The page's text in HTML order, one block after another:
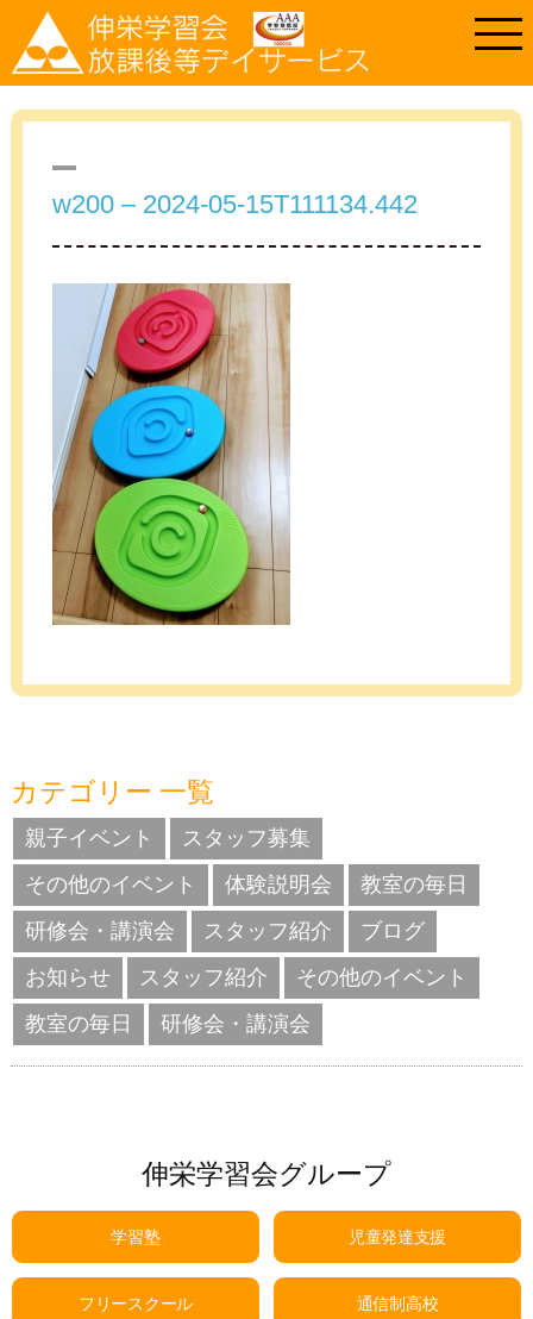
w200 – 2024-05-15T111134.442
カテゴリー 一覧
親子イベント
スタッフ募集
その他のイベント
体験説明会
教室の毎日
研修会・講演会
スタッフ紹介
ブログ
お知らせ
スタッフ紹介
その他のイベント
教室の毎日
研修会・講演会
伸栄学習会グループ
学習塾 児童発達支援
フリースクール 通信制高校